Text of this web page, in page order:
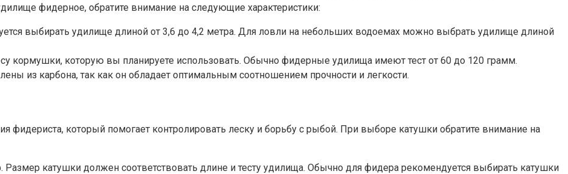
фидерное, обратите внимание на следующие характеристики:
выбирать удилище длиной от 3,6 до 4,2 метра. Для ловли на небольших водоемах можно выбрать удилище длиной
кормушки, которую вы планируете использовать. Обычно фидерные удилища имеют тест от 60 до 120 грамм.
из карбона, так как он обладает оптимальным соотношением прочности и легкости.
фидериста, который помогает контролировать леску и борьбу с рыбой. При выборе катушки обратите внимание на
Размер катушки должен соответствовать длине и тесту удилища. Обычно для фидера рекомендуется выбирать катушки